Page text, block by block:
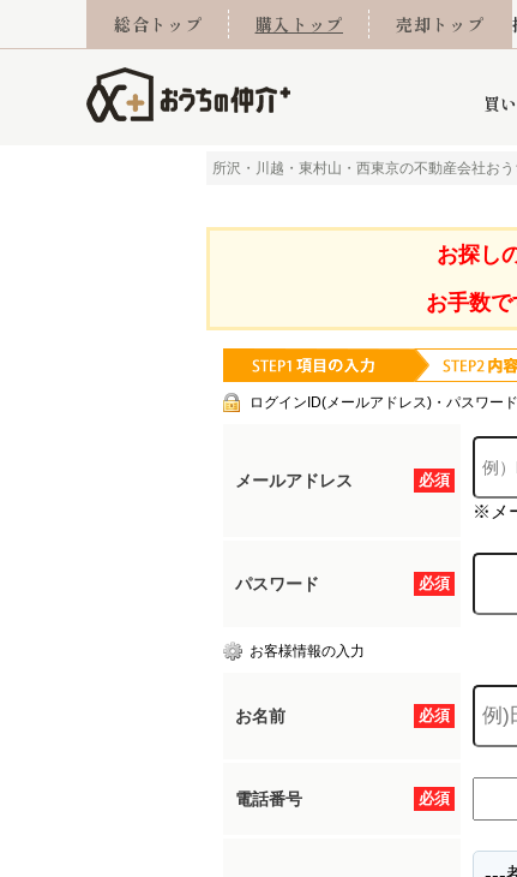
総合トップ 購入トップ 売却トップ
買
学区から探す
当社お預かり物件 グループ会社施工
当社提携金融
売却査定実績
住み替え 離婚 不
東村山市
リフォーム事
採
小手指営業所 所沢営業所 東
おうちのリフォ
マンションカタログ
オンライン相談予約
所沢・川越・東村山・西東京の不動産会社お
お探し
お手数で
ログインID(メールアドレス)・パスワー
必須
メールアドレス
※メ
必須
パスワード
お客様情報の入力
必須
お名前
必須
電話番号